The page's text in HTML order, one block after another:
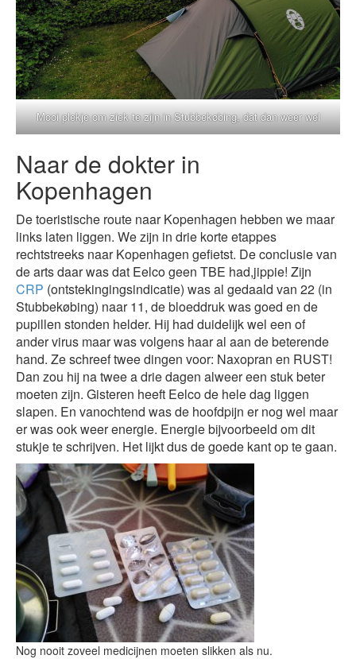
Mooi plekje om ziek te zijn in Stubbekøbing, dat dan weer wel
Naar de dokter in
Kopenhagen
De toeristische route naar Kopenhagen hebben we maar
links laten liggen. We zijn in drie korte etappes
rechtstreeks naar Kopenhagen gefietst. De conclusie van
de arts daar was dat Eelco geen TBE had,jippie! Zijn
CRP (ontstekingingsindicatie) was al gedaald van 22 (in
Stubbekøbing) naar 11, de bloeddruk was goed en de
pupillen stonden helder. Hij had duidelijk wel een of
ander virus maar was volgens haar al aan de beterende
hand. Ze schreef twee dingen voor: Naxopran en RUST!
Dan zou hij na twee a drie dagen alweer een stuk beter
moeten zijn. Gisteren heeft Eelco de hele dag liggen
slapen. En vanochtend was de hoofdpijn er nog wel maar
er was ook weer energie. Energie bijvoorbeeld om dit
stukje te schrijven. Het lijkt dus de goede kant op te gaan.
Nog nooit zoveel medicijnen moeten slikken als nu.